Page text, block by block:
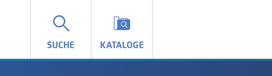
SUCHE KATALOGE